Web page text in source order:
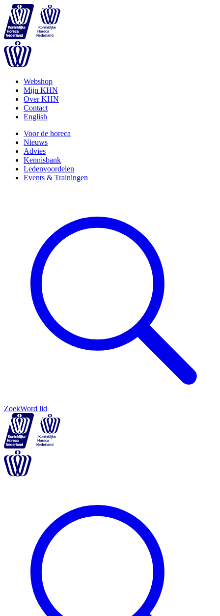
Webshop
Mijn KHN
Over KHN
Contact
English
Voor de horeca
Nieuws
Advies
Kennisbank
Ledenvoordelen
Events & Trainingen
ZoekWord lid